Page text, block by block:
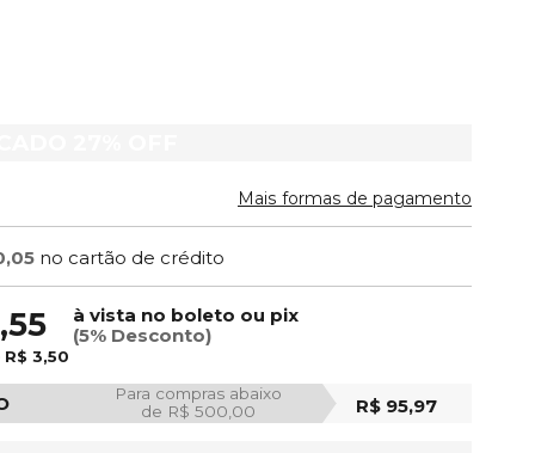
Mais formas de pagamento
no cartão de crédito
à vista no boleto ou pix
(5% Desconto)
R$ 3,50
Para compras abaixo
de R$ 500,00
R$ 95,97